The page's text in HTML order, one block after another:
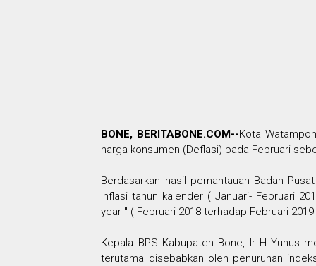
BONE, BERITABONE.COM--Kota
harga konsumen (Deflasi) pada Februari
Berdasarkan hasil pemantauan Badan
Inflasi tahun kalender ( Januari- Februari
year " ( Februari 2018 terhadap Februari
Kepala BPS Kabupaten Bone, Ir H Yunus
terutama disebabkan oleh penurunan